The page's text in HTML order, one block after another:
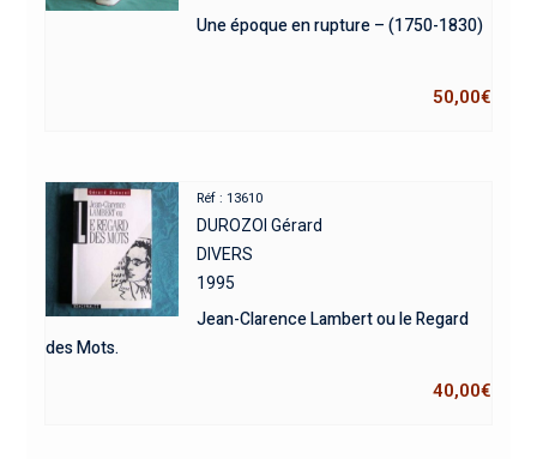
Une époque en rupture – (1750-1830)
50,00€
Réf : 13610
DUROZOI Gérard
DIVERS
1995
Jean-Clarence Lambert ou le Regard
des Mots.
40,00€